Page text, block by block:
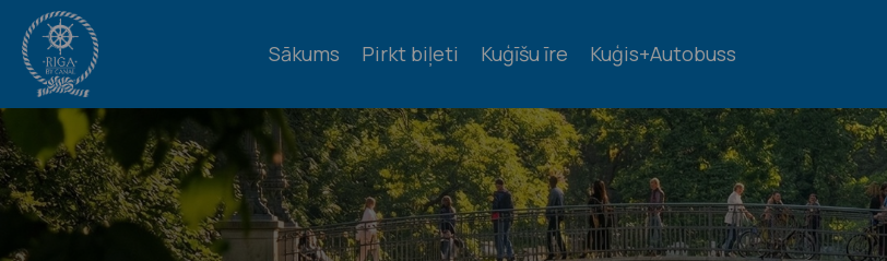
Sākums Pirkt biļeti Kuģīšu īre Kuģis+Autobuss